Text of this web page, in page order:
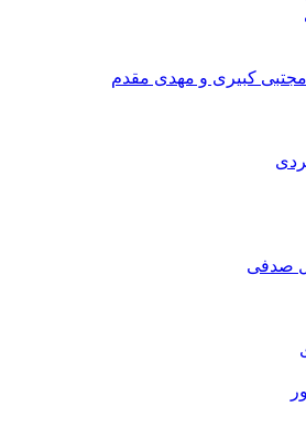
مجتبی کبیری و مهدى مقدم
صدفی